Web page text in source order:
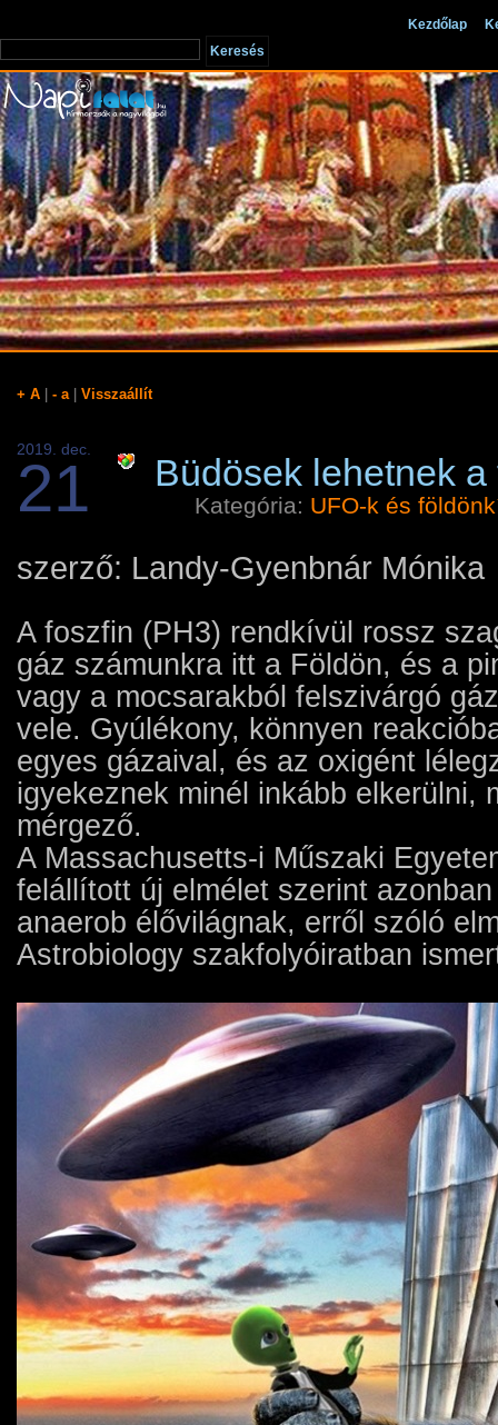
Kezdőlap
+ A - a| Visszaállít
2019. dec.
21 Büdösek lehetnek
Kategória: UFO-k és
szerző: Landy-Gyenbnár Mónika
A foszfin (PH3) rendkívül rossz
gáz számunkra itt a Földön, és a
vagy a mocsarakból felszivárgó
vele. Gyúlékony, könnyen
egyes gázaival, és az oxigént
igyekeznek minél inkább elkerülni,
mérgező.
A Massachusetts-i Műszaki
felállított új elmélet szerint
anaerob élővilágnak, erről szóló
Astrobiology szakfolyóiratban